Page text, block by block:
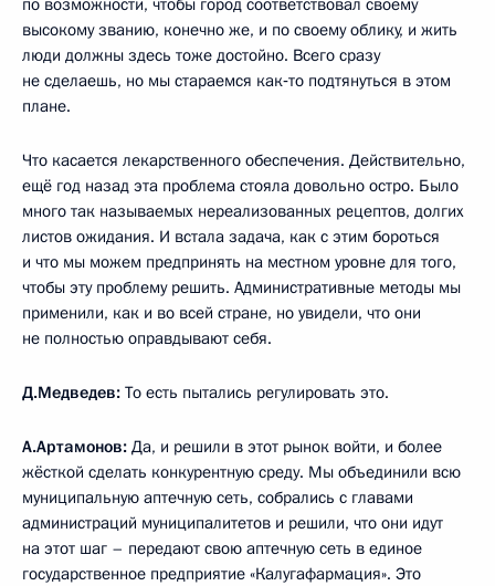
высокому званию, конечно же, и по своему облику, и жить
люди должны здесь тоже достойно. Всего сразу
не сделаешь, но мы стараемся как‑то подтянуться в этом
плане.
Что касается лекарственного обеспечения. Действительно,
ещё год назад эта проблема стояла довольно остро. Было
много так называемых нереализованных рецептов, долгих
листов ожидания. И встала задача, как с этим бороться
и что мы можем предпринять на местном уровне для того,
чтобы эту проблему решить. Административные методы мы
применили, как и во всей стране, но увидели, что они
не полностью оправдывают себя.
Д.Медведев: То есть пытались регулировать это.
А.Артамонов: Да, и решили в этот рынок войти, и более
жёсткой сделать конкурентную среду. Мы объединили всю
муниципальную аптечную сеть, собрались с главами
администраций муниципалитетов и решили, что они идут
на этот шаг – передают свою аптечную сеть в единое
государственное предприятие «Калугафармация». Это